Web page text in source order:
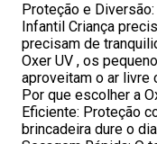
Proteção e
Infantil Criança
precisam de
Oxer UV , os
aproveitam o ar livre
Por que escolher a
Eficiente: Proteção
brincadeira dure o